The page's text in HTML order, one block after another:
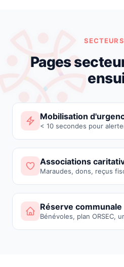
Pages
Mobilisation
< 10 secondes pour
Associations
Maraudes, dons, reçus
Réserve communale
Bénévoles, plan ORSEC,